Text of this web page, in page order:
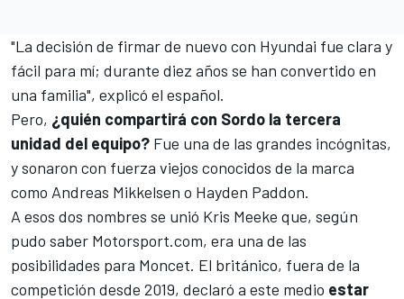
"La decisión de firmar de nuevo con Hyundai fue clara y
fácil para mí; durante diez años se han convertido en
una familia", explicó el español.
Pero, ¿quién compartirá con Sordo la tercera
unidad del equipo? Fue una de las grandes incógnitas,
y sonaron con fuerza viejos conocidos de la marca
como Andreas Mikkelsen o Hayden Paddon.
A esos dos nombres se unió Kris Meeke que, según
pudo saber Motorsport.com, era una de las
posibilidades para Moncet. El británico, fuera de la
competición desde 2019, declaró a este medio estar